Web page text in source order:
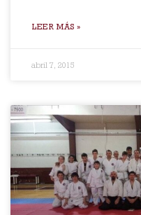
LEER MÁS »
abril 7, 2015